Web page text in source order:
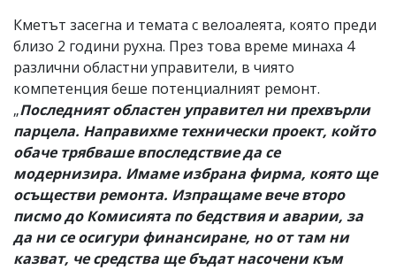
Кметът засегна и темата с велоалеята, която преди
близо 2 години рухна. През това време минаха 4
различни областни управители, в чиято
компетенция беше потенциалният ремонт.
„Последният областен управител ни прехвърли
парцела. Направихме технически проект, който
обаче трябваше впоследствие да се
модернизира. Имаме избрана фирма, която ще
осъществи ремонта. Изпращаме вече второ
писмо до Комисията по бедствия и аварии, за
да ни се осигури финансиране, но от там ни
казват, че средства ще бъдат насочени към